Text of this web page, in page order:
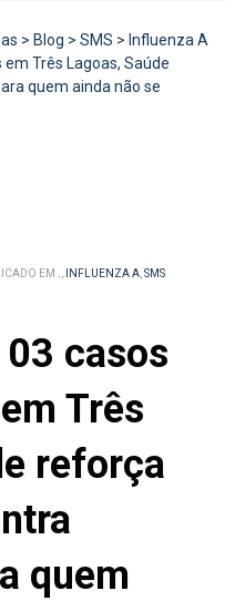
> Blog > SMS > Influenza A
Três Lagoas, Saúde
quem ainda não se
EM ., INFLUENZA A,SMS
casos
Três
reforça
quem